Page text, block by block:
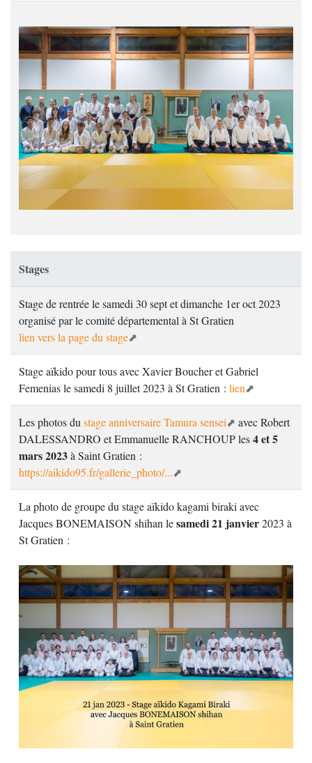
Stages
Stage de rentrée le samedi 30 sept et dimanche 1er oct 2023
organisé par le comité départemental à St Gratien
lien vers la page du stage
Stage aïkido pour tous avec Xavier Boucher et Gabriel
Femenias le samedi 8 juillet 2023 à St Gratien : lien
Les photos du stage anniversaire Tamura sensei
avec Robert
DALESSANDRO et Emmanuelle RANCHOUP les4 et 5
mars 2023à Saint Gratien :
https://aikido95.fr/gallerie_photo/...
La photo de groupe du stage aïkido kagami biraki avec
Jacques BONEMAISON shihan lesamedi 21 janvier2023 à
St Gratien :